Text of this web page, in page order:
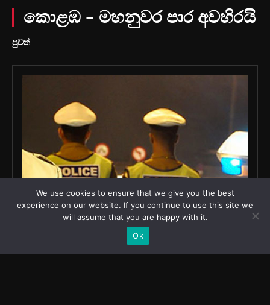
We use cookies to ensure that we give you the best
experience on our website. If you continue to use this site we
will assume that you are happy with it.
Ok